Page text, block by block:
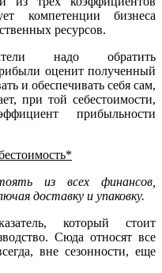
компетенции бизнеса
ресурсов.
надо обратить
оценит полученный
и обеспечивать себя сам,
при той себестоимости,
прибыльности
из всех финансов,
доставку и упаковку.
который стоит
Сюда относят все
вне сезонности, еще